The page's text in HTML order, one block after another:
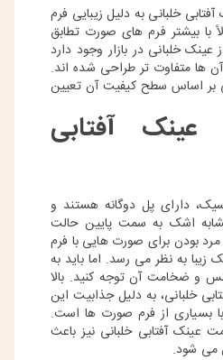
خلبانی به دلیل زیبایی فرم
با بیشتر فرم های صورت‌ تطابق
خلبانی در بازار وجود دارد
ها متفاوت ‌تر طراحی شده اند.
بر اساس سطح کیفیت آن تعیین
آفتابی
دارای پل دوگانه هستند و
اشک به سمت پایین حالت
مرد بودن برای صورت‌ هایی با فرم‌
به نظر می‌ رسد. اما باید به
و ضخامت آن توجه کنید.‌ بالا
خلبانی، به دلیل جذابیت این
بسیاری از فرم صورت‌ ها است.
عینک آفتابی خلبانی نیز باعث
می ‌شود.